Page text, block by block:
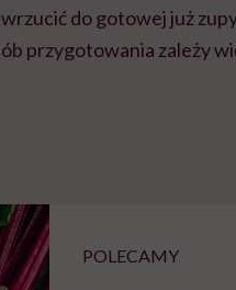
do gotowej już
przygotowania zależy
POLECAMY